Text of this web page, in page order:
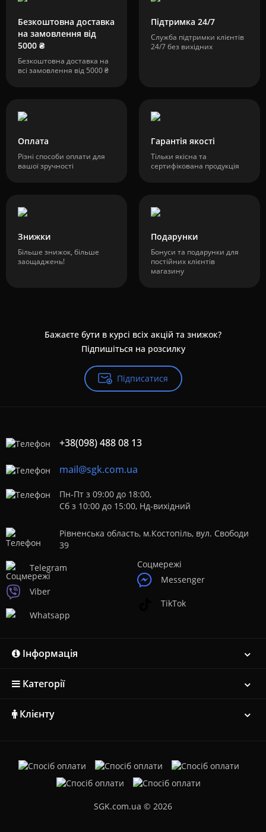
Безкоштовна доставка
на замовлення від
5000 ₴
Безкоштовна доставка на
всі замовлення від 5000 ₴
Підтримка 24/7
Служба підтримки клієнтів
24/7 без вихідних
Оплата
Різні способи оплати для
вашої зручності
Гарантія якості
Тільки якісна та
сертифікована продукція
Знижки
Більше знижок, більше
заощаджень!
Подарунки
Бонуси та подарунки для
постійних клієнтів
магазину
Бажаєте бути в курсі всіх акцій та знижок?
Підпишіться на розсилку
Підписатися
+38(098) 488 08 13
mail@sgk.com.ua
Пн-Пт з 09:00 до 18:00,
Сб з 10:00 до 15:00, Нд-вихідний
Рівненська область, м.Костопіль, вул. Свободи
39
Telegram
Viber
Whatsapp
Messenger
TikTok
Інформація
Категорії
Клієнту
SGK.com.ua © 2026